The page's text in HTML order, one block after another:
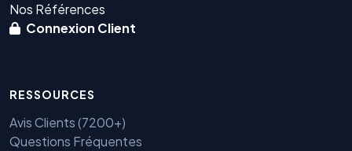
Nos Références
Connexion Client
RESSOURCES
Avis Clients (7200+)
Questions Fréquentes